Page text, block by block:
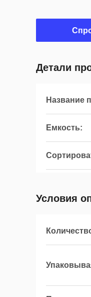
Детали
Название
Емкость:
Условия